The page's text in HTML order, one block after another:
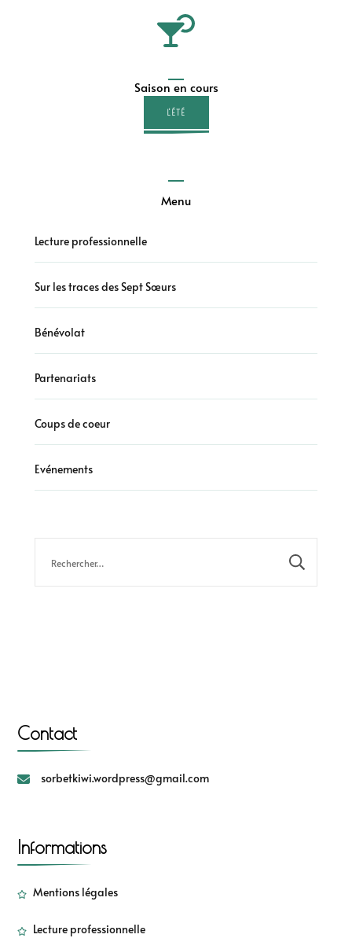
Saison en cours
L'ÉTÉ
Menu
Lecture professionnelle
Sur les traces des Sept Sœurs
Bénévolat
Partenariats
Coups de coeur
Evénements
Contact
sorbetkiwi.wordpress@gmail.com
Informations
Mentions légales
Lecture professionnelle